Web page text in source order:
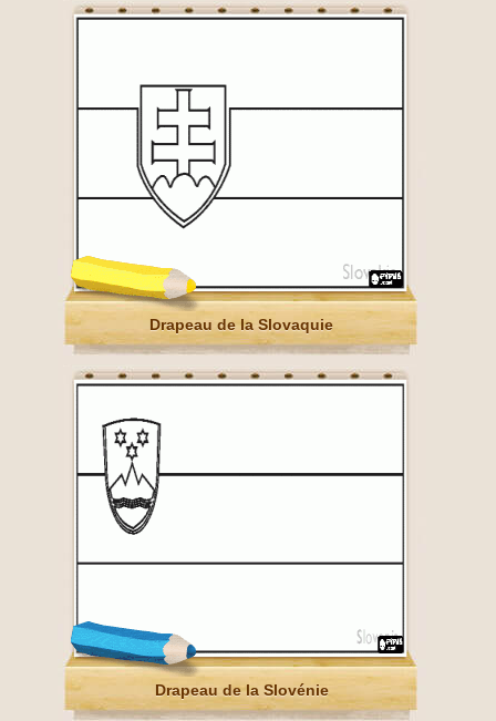
Drapeau de la Slovaquie
Drapeau de la Slovénie